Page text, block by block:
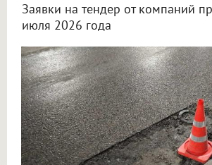
Заявки на тендер от компаний
июля 2026 года